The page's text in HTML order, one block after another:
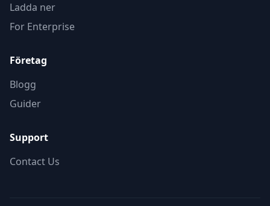
Ladda ner
For Enterprise
Företag
Blogg
Guider
Support
Contact Us